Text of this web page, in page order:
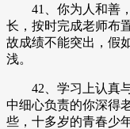
41、你为人和善，
长，按时完成老师布
故成绩不能突出，假
浅。
42、学习上认真与
中细心负责的你深得
些，十多岁的青春少